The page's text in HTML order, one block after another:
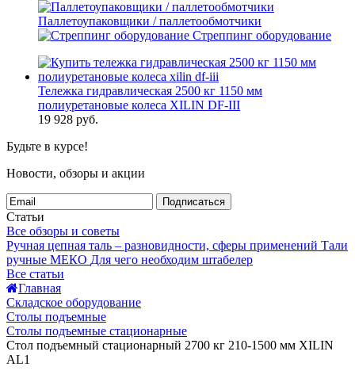
Паллетоупаковщики / паллетообмотчики
Стреппинг оборудование
Тележка гидравлическая 2500 кг 1150 мм
полиуретановые колеса XILIN DF-III
19 928 руб.
Будьте в курсе!
Новости, обзоры и акции
Подписаться
Статьи
Все обзоры и советы
Ручная цепная таль – разновидности, сферы применений Тали
ручные МЕКО Для чего необходим штабелер
Все статьи
Главная
Складское оборудование
Столы подъемные
Столы подъемные стационарные
Стол подъемный стационарный 2700 кг 210-1500 мм XILIN
AL1